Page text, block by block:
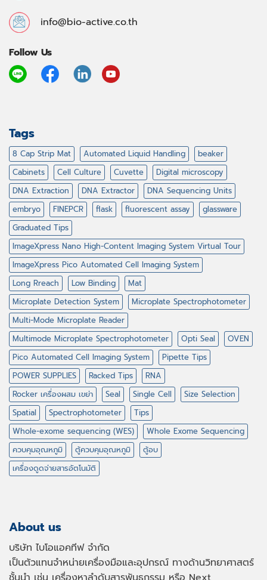
info@bio-active.co.th
Follow Us
Tags
8 Cap Strip Mat Automated Liquid Handling
beaker
Cabinets
Cell Culture Cuvette
Digital microscopy
DNA Extraction
DNA Extractor
DNA Sequencing Units
embryo
FINEPCR flask fluorescent assay
glassware
Graduated Tips
ImageXpress Nano High-Content Imaging System Virtual Tour
ImageXpress Pico Automated Cell Imaging System
Long Rreach
Low Binding
Mat
Microplate Detection System
Microplate Spectrophotometer
Multi-Mode Microplate Reader
Multimode Microplate Spectrophotometer
Opti Seal
OVEN
Pico Automated Cell Imaging System
Pipette Tips
POWER SUPPLIES
Racked Tips
RNA
Rocker เครื่องผสม เขย่า
Seal Single Cell
Size Selection
Spatial
Spectrophotometer
Tips
Whole-exome sequencing (WES)
Whole Exome Sequencing
ควบคุมอุณหภูมิ
ตู้ควบคุมอุณหภูมิ
ตู้อบ
เครื่องดูดจ่ายสารอัตโนมัติ
About us
บริษัท ไบโอแอคทีฟ จำกัด
เป็นตัวแทนจำหน่ายเครื่องมือและอุปกรณ์ ทางด้านวิทยาศาสตร์